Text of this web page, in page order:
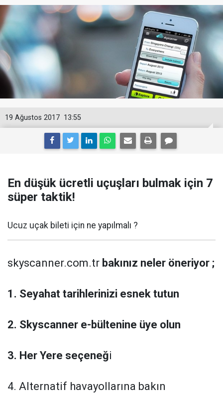
13:55
19 Ağustos 2017
En düşük ücretli uçuşları bulmak için 7
süper taktik!
Ucuz uçak bileti için ne yapılmalı ?
skyscanner.com.tr bakınız neler öneriyor ;
1. Seyahat tarihlerinizi esnek tutun
2. Skyscanner e-bültenine üye olun
3. Her Yere seçeneği
4. Alternatif havayollarına bakın